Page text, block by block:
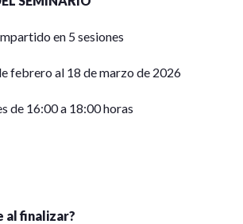
en 5 sesiones
febrero al 18 de marzo de 2026
de 16:00 a 18:00 horas
al finalizar?